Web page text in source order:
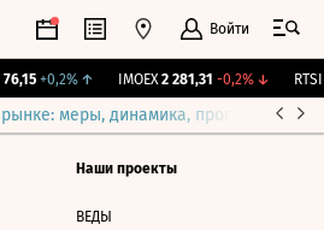
Войти
76,15 +0,2%↑ IMOEX 2 281,31 -0,2%↓ RTSI
меры, динамика, прогнозы
Наши проекты
ВЕДЫ